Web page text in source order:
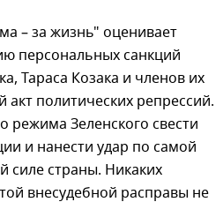
– за жизнь" оценивает
персональных санкций
Тараса Козака и членов их
политических репрессий.
режима Зеленского свести
и нанести удар по самой
силе страны. Никаких
внесудебной расправы не